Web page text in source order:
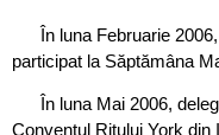
În luna Februarie
participat la Săptămâna
În luna Mai 2006,
Conventul Ritului York din